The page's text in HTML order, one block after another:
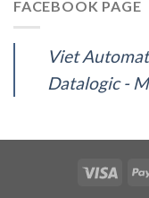
FACEBOOK PAGE
Viet
Datalogic -